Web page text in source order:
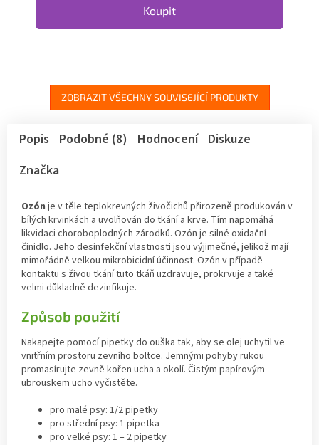
Koupit
ZOBRAZIT VŠECHNY SOUVISEJÍCÍ PRODUKTY
Popis Podobné (8) Hodnocení Diskuze
Značka
Ozón je v těle teplokrevných živočichů přirozeně produkován v
bílých krvinkách a uvolňován do tkání a krve. Tím napomáhá
likvidaci choroboplodných zárodků. Ozón je silné oxidační
činidlo. Jeho desinfekční vlastnosti jsou výjimečné, jelikož mají
mimořádně velkou mikrobicidní účinnost. Ozón v případě
kontaktu s živou tkání tuto tkáň uzdravuje, prokrvuje a také
velmi důkladně dezinfikuje.
Způsob použití
Nakapejte pomocí pipetky do ouška tak, aby se olej uchytil ve
vnitřním prostoru zevního boltce. Jemnými pohyby rukou
promasírujte zevně kořen ucha a okolí. Čistým papírovým
ubrouskem ucho vyčistěte.
pro malé psy: 1/2 pipetky
pro střední psy: 1 pipetka
pro velké psy: 1 – 2 pipetky